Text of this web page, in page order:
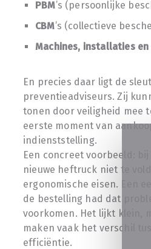
PBM’s (persoonlijke
CBM’s (collectieve
Machines, installaties
En precies daar ligt de
preventieadviseurs. Zij
tonen door veiligheid mee
eerste moment van
indienststelling.
Een concreet voorbeeld:
nieuwe heftruck niet te
ergonomische eisen. Een
de bestelling had dat
voorkomen. Het lijkt klein,
maken vaak het verschil
efficiëntie.